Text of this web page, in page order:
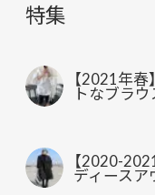
特集
【2021年
トなブラウ
【2020-
ディースア